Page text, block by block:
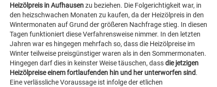
Heizölpreis in Aufhausenzu beziehen. Die Folgerichtigkeit war, in
den heizschwachen Monaten zu kaufen, da der Heizölpreis in den
Wintermonaten auf Grund der größeren Nachfrage stieg. In diesen
Tagen funktioniert diese Verfahrensweise nimmer. In den letzten
Jahren war es hingegen mehrfach so, dass die Heizölpreise im
Winter teilweise preisgünstiger waren als in den Sommermonaten.
Hingegen darf dies in keinster Weise täuschen, dassdie jetzigen
Heizölpreise einem fortlaufenden hin und her unterworfen sind.
Eine verlässliche Voraussage ist infolge der etlichen